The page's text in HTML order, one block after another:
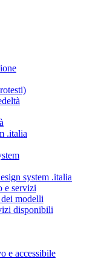
.italia
system .italia
e servizi
modelli
disponibili
e accessibile